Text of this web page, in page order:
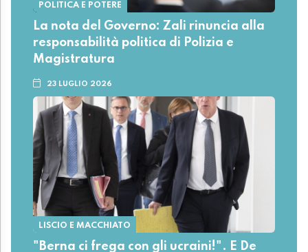
POLITICA E POTERE
La nota del Governo: Zali rinuncia alla
responsabilità politica di Polizia e
Magistratura
23 LUGLIO 2026
LISCIO E MACCHIATO
"Berna ci frega con gli ucraini!". E De